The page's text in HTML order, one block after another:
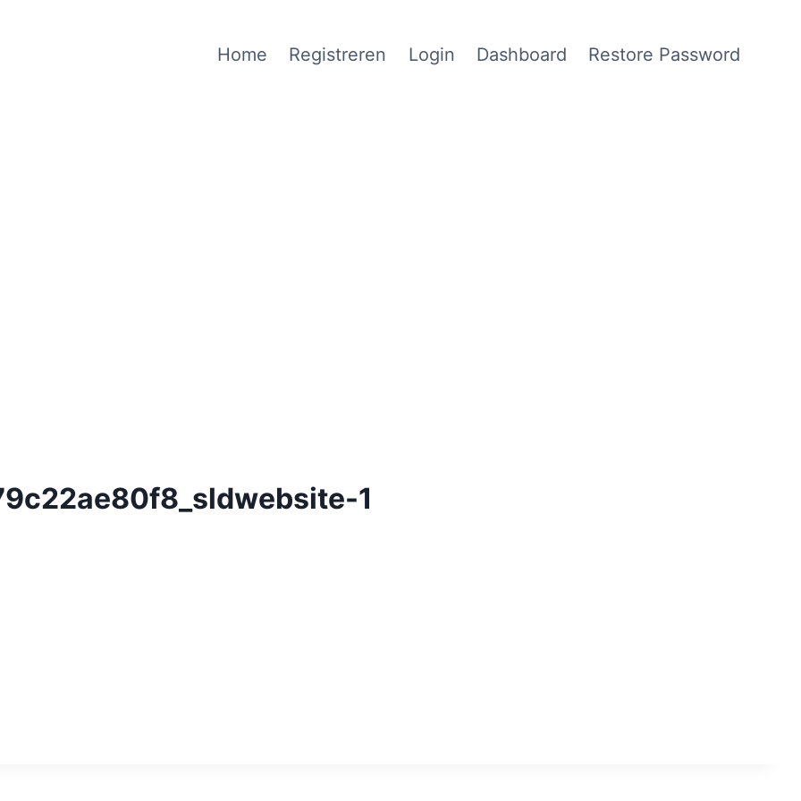
Home Registreren Login Dashboard Restore Password
1